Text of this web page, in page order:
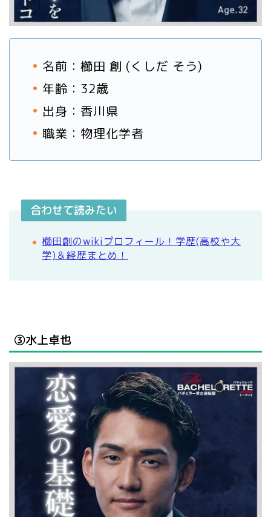
名前：櫛田 創 (くしだ そう)
年齢：32歳
出身：香川県
職業：物理化学者
合わせて読みたい
櫛田創のwikiプロフィール！学歴(高校や大
学)＆経歴まとめ！
③水上卓也